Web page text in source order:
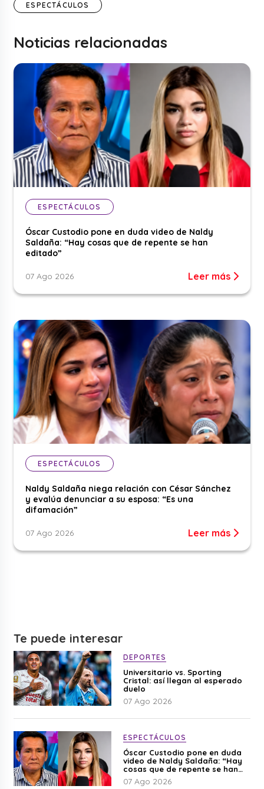
ESPECTÁCULOS
Noticias relacionadas
ESPECTÁCULOS
Óscar Custodio pone en duda video de Naldy
Saldaña: “Hay cosas que de repente se han
editado”
07 Ago 2026 Leer más
ESPECTÁCULOS
Naldy Saldaña niega relación con César Sánchez
y evalúa denunciar a su esposa: “Es una
difamación”
07 Ago 2026 Leer más
Te puede interesar
DEPORTES
Universitario vs. Sporting
Cristal: así llegan al esperado
duelo
07 Ago 2026
ESPECTÁCULOS
Óscar Custodio pone en duda
video de Naldy Saldaña: “Hay
cosas que de repente se han
editado”
07 Ago 2026